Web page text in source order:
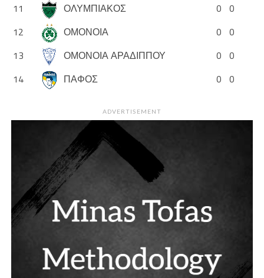
11
ΟΛΥΜΠΙΑΚΟΣ 0 0
12
ΟΜΟΝΟΙΑ 0 0
13
ΟΜΟΝΟΙΑ ΑΡΑΔΙΠΠΟΥ 0 0
14
ΠΑΦΟΣ 0 0
ADVERTISEMENT